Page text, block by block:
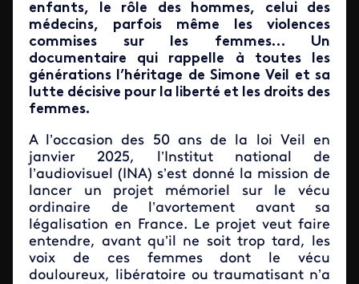
enfants, le rôle des hommes, celui des
médecins, parfois même les violences
commises sur les femmes… Un
documentaire qui rappelle à toutes les
générations l’héritage de Simone Veil et sa
lutte décisive pour la liberté et les droits des
femmes.
A l’occasion des 50 ans de la loi Veil en
janvier 2025, l’Institut national de
l’audiovisuel (INA) s’est donné la mission de
lancer un projet mémoriel sur le vécu
ordinaire de l’avortement avant sa
légalisation en France. Le projet veut faire
entendre, avant qu’il ne soit trop tard, les
voix de ces femmes dont le vécu
douloureux, libératoire ou traumatisant n’a